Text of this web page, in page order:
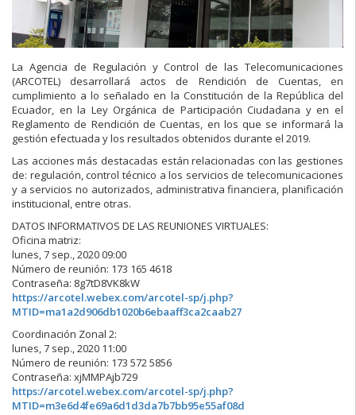
La Agencia de Regulación y Control de las Telecomunicaciones
(ARCOTEL) desarrollará actos de Rendición de Cuentas, en
cumplimiento a lo señalado en la Constitución de la República del
Ecuador, en la Ley Orgánica de Participación Ciudadana y en el
Reglamento de Rendición de Cuentas, en los que se informará la
gestión efectuada y los resultados obtenidos durante el 2019.
Las acciones más destacadas están relacionadas con las gestiones
de: regulación, control técnico a los servicios de telecomunicaciones
y a servicios no autorizados, administrativa financiera, planificación
institucional, entre otras.
DATOS INFORMATIVOS DE LAS REUNIONES VIRTUALES:
Oficina matriz:
lunes, 7 sep., 2020 09:00
Número de reunión: 173 165 4618
Contraseña: 8g7tD8VK8kW
https://arcotel.webex.com/arcotel-sp/j.php?
MTID=ma1a2d906db1020b6ebaaff3ca2caab27
Coordinación Zonal 2:
lunes, 7 sep., 2020 11:00
Número de reunión: 173 572 5856
Contraseña: xjMMPAjb729
https://arcotel.webex.com/arcotel-sp/j.php?
MTID=m3e6d4fe69a6d1d3da7b7bb95e55af08d